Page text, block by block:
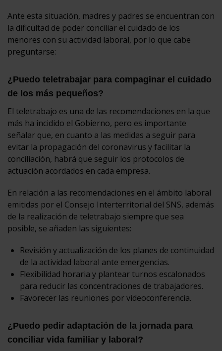
Ante esta situación, madres y padres se encuentran con
la dificultad de poder conciliar el cuidado de los
menores con su actividad laboral, por lo que cabe
preguntarse:
¿Puedo teletrabajar para compaginar el cuidado
de los más pequeños?
El teletrabajo es una de las recomendaciones en la que
más ha incidido el Gobierno, pero es importante
señalar que, en cuanto a las medidas a seguir para
evitar la propagación del coronavirus y facilitar la
conciliación, habrá que seguir los protocolos de
actuación acordados en cada empresa.
En relación a las recomendaciones en el ámbito laboral
emitidas por el Consejo Interterritorial del SNS, además
de la realización de teletrabajo siempre que sea
posible, se añaden las siguientes:
Revisión y actualización de los planes de continuidad
de la actividad laboral ante emergencias.
Flexibilidad horaria y plantear turnos escalonados
para reducir las concentraciones de trabajadores.
Favorecer las reuniones por videoconferencia.
¿Puedo pedir adaptación de la jornada para
conciliar vida familiar y laboral?